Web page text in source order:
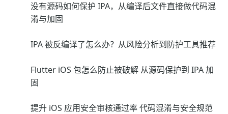
没有源码如何保护 IPA，从编译后文件直接做代码混
淆与加固
IPA 被反编译了怎么办？从风险分析到防护工具推荐
Flutter iOS 包怎么防止被破解 从源码保护到 IPA 加
固
提升 iOS 应用安全审核通过率 代码混淆与安全规范